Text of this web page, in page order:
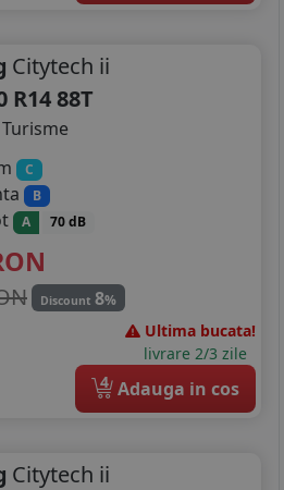
Citytech ii
R14 88T
Turisme
C
B
A 70 dB
Discount 8%
Ultima bucata!
livrare 2/3 zile
4 Adauga in cos
Citytech ii